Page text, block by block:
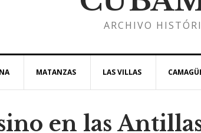
ARCHIVO
MATANZAS LAS VILLAS
en las